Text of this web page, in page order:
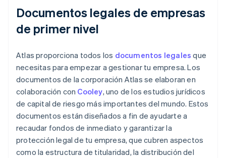
Documentos legales de empresas
de primer nivel
Atlas proporciona todos los documentos legales que
necesitas para empezar a gestionar tu empresa. Los
documentos de la corporación Atlas se elaboran en
colaboración con Cooley, uno de los estudios jurídicos
de capital de riesgo más importantes del mundo. Estos
documentos están diseñados a fin de ayudarte a
recaudar fondos de inmediato y garantizar la
protección legal de tu empresa, que cubren aspectos
como la estructura de titularidad, la distribución del